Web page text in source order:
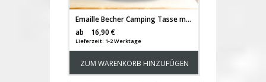
Emaille Becher Camping Tasse mit Bus Bulli pink Autobus Surfbus & Name Wunschname Kaffeetasse Geschenk eb109
ab
16,90 €
Lieferzeit: 1-2 Werktage
ZUM WARENKORB HINZUFÜGEN